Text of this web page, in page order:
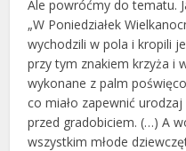
Ale powróćmy do tematu.
„W Poniedziałek
wychodzili w pola i kropili
przy tym znakiem krzyża i
wykonane z palm
co miało zapewnić
przed gradobiciem. (…) A
wszystkim młode